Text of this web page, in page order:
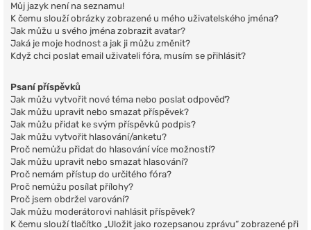
Můj jazyk není na seznamu!
K čemu slouží obrázky zobrazené u mého uživatelského jména?
Jak můžu u svého jména zobrazit avatar?
Jaká je moje hodnost a jak ji můžu změnit?
Když chci poslat email uživateli fóra, musím se přihlásit?
Psaní příspěvků
Jak můžu vytvořit nové téma nebo poslat odpověď?
Jak můžu upravit nebo smazat příspěvek?
Jak můžu přidat ke svým příspěvků podpis?
Jak můžu vytvořit hlasování/anketu?
Proč nemůžu přidat do hlasování více možností?
Jak můžu upravit nebo smazat hlasování?
Proč nemám přístup do určitého fóra?
Proč nemůžu posílat přílohy?
Proč jsem obdržel varování?
Jak můžu moderátorovi nahlásit příspěvek?
K čemu slouží tlačítko „Uložit jako rozepsanou zprávu“ zobrazené při